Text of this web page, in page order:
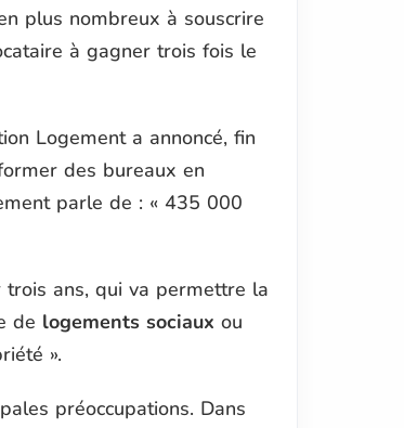
plus nombreux à souscrire
à gagner trois fois le
Logement a annoncé, fin
des bureaux en
parle de : « 435 000
trois ans, qui va permettre la
de logements sociaux ou
».
préoccupations. Dans